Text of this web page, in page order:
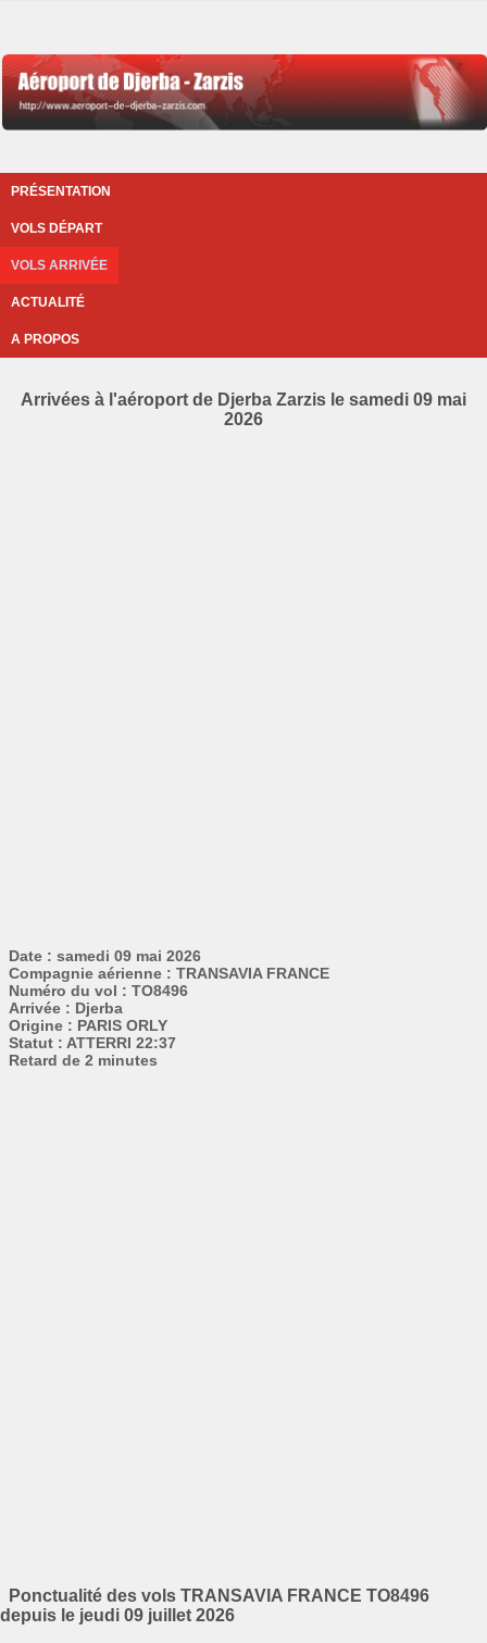
PRÉSENTATION
VOLS DÉPART
VOLS ARRIVÉE
ACTUALITÉ
A PROPOS
Arrivées à l'aéroport de Djerba Zarzis le samedi 09 mai
2026
Date : samedi 09 mai 2026
Compagnie aérienne : TRANSAVIA FRANCE
Numéro du vol : TO8496
Arrivée : Djerba
Origine : PARIS ORLY
Statut : ATTERRI 22:37
Retard de 2 minutes
Ponctualité des vols TRANSAVIA FRANCE TO8496
depuis le jeudi 09 juillet 2026